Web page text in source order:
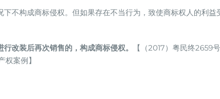
正
品
这
些
下不构成商标侵权。但如果存在不当行为，致使商标权人的利
行改装后再次销售的，构成商标侵权。
【（2017）粤民终2659
权案例】